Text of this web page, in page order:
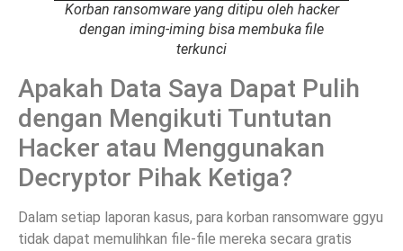
Korban ransomware yang ditipu oleh hacker
dengan iming-iming bisa membuka file
terkunci
Apakah Data Saya Dapat Pulih
dengan Mengikuti Tuntutan
Hacker atau Menggunakan
Decryptor Pihak Ketiga?
Dalam setiap laporan kasus, para korban ransomware ggyu
tidak dapat memulihkan file-file mereka secara gratis